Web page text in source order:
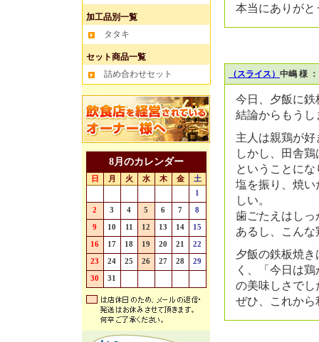
加工品別一覧
タタキ
セット商品一覧
詰め合わせセット
8月のカレンダー
日 月 火 水 木 金
土
1
2 3 4 5 6 7 8
9 10 11 12 13 14 15
16 17 18 19 20 21 22
23 24 25 26 27 28 29
30 31
本当にありが
（スライス） 中嶋 様
今日、夕飯に
結論からもう
主人は親鶏が
しかし、田舎
ということに
塩を振り、焼
しい。
歯ごたえはし
あるし、こん
夕飯の鉄板焼
く、「今日は
の美味しさでし
ぜひ、これか